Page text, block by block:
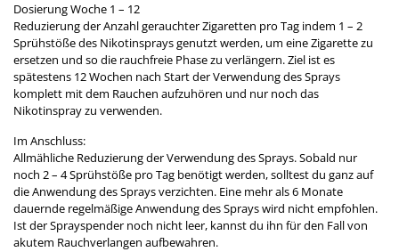
Dosierung Woche 1 – 12
Reduzierung der Anzahl gerauchter Zigaretten pro Tag indem 1 – 2
Sprühstöße des Nikotinsprays genutzt werden, um eine Zigarette zu
ersetzen und so die rauchfreie Phase zu verlängern. Ziel ist es
spätestens 12 Wochen nach Start der Verwendung des Sprays
komplett mit dem Rauchen aufzuhören und nur noch das
Nikotinspray zu verwenden.
Im Anschluss:
Allmähliche Reduzierung der Verwendung des Sprays. Sobald nur
noch 2 – 4 Sprühstöße pro Tag benötigt werden, solltest du ganz auf
die Anwendung des Sprays verzichten. Eine mehr als 6 Monate
dauernde regelmäßige Anwendung des Sprays wird nicht empfohlen.
Ist der Sprayspender noch nicht leer, kannst du ihn für den Fall von
akutem Rauchverlangen aufbewahren.